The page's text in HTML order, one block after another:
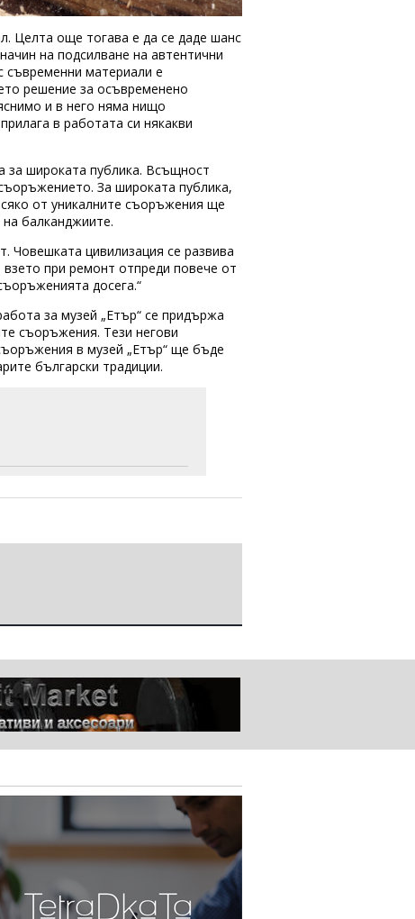
Целта още тогава е да се даде шанс
на подсилване на автентични
материали е
решение за осъвременено
и в него няма нищо
в работата си някакви
за широката публика. Всъщност
За широката публика,
от уникалните съоръжения ще
балканджиите.
Човешката цивилизация се развива
при ремонт отпреди повече от
досега.“
за музей „Етър“ се придържа
съоръжения. Тези негови
в музей „Етър“ ще бъде
български традиции.